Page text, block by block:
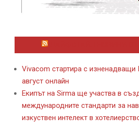
Vivacom стартира с
август онлайн
Екипът на Sirma ще участва в
международните стандарти за
изкуствен интелект в